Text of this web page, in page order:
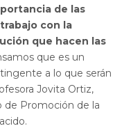
de las
con la
que hacen las
que es un
a lo que serán
Jovita Ortiz,
de Promoción de la